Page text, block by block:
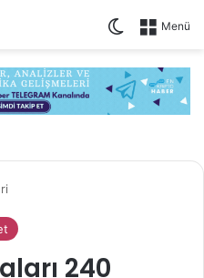
Menü
Dış
240